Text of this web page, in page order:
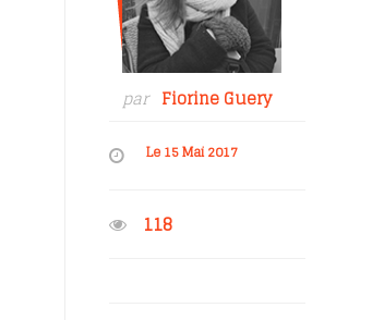
par Fiorine Guery
Le 15 Mai 2017
118